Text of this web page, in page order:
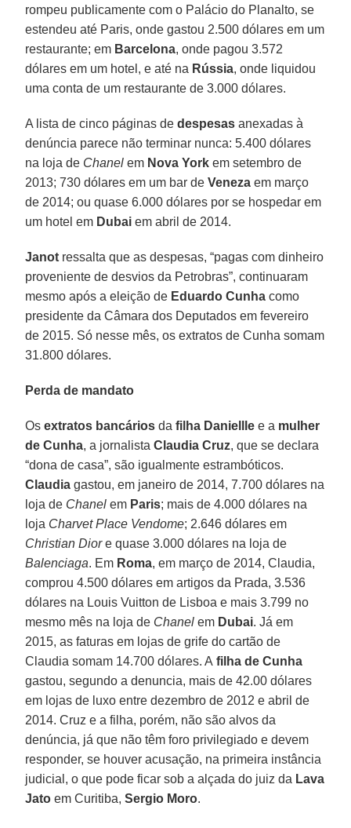
rompeu publicamente com o Palácio do Planalto, se
estendeu até Paris, onde gastou 2.500 dólares em um
restaurante; em Barcelona, onde pagou 3.572
dólares em um hotel, e até na Rússia, onde liquidou
uma conta de um restaurante de 3.000 dólares.
A lista de cinco páginas dedespesas anexadas à
denúncia parece não terminar nunca: 5.400 dólares
na loja de Chanel em Nova York em setembro de
2013; 730 dólares em um bar deVeneza em março
de 2014; ou quase 6.000 dólares por se hospedar em
um hotel em Dubai em abril de 2014.
Janot ressalta que as despesas, “pagas com dinheiro
proveniente de desvios da Petrobras”, continuaram
mesmo após a eleição de Eduardo Cunha como
presidente da Câmara dos Deputados em fevereiro
de 2015. Só nesse mês, os extratos de Cunha somam
31.800 dólares.
Perda de mandato
Os extratos bancários dafilha Daniellle e a mulher
de Cunha, a jornalistaClaudia Cruz, que se declara
“dona de casa”, são igualmente estrambóticos.
Claudia gastou, em janeiro de 2014, 7.700 dólares na
loja de Chanel em Paris; mais de 4.000 dólares na
loja Charvet Place Vendome; 2.646 dólares em
Christian Diore quase 3.000 dólares na loja de
Balenciaga. Em Roma, em março de 2014, Claudia,
comprou 4.500 dólares em artigos da Prada, 3.536
dólares na Louis Vuitton de Lisboa e mais 3.799 no
mesmo mês na loja de Chanel em Dubai. Já em
2015, as faturas em lojas de grife do cartão de
Claudia somam 14.700 dólares. A filha de Cunha
gastou, segundo a denuncia, mais de 42.00 dólares
em lojas de luxo entre dezembro de 2012 e abril de
2014. Cruz e a filha, porém, não são alvos da
denúncia, já que não têm foro privilegiado e devem
responder, se houver acusação, na primeira instância
judicial, o que pode ficar sob a alçada do juiz da Lava
Jato em Curitiba,Sergio Moro.